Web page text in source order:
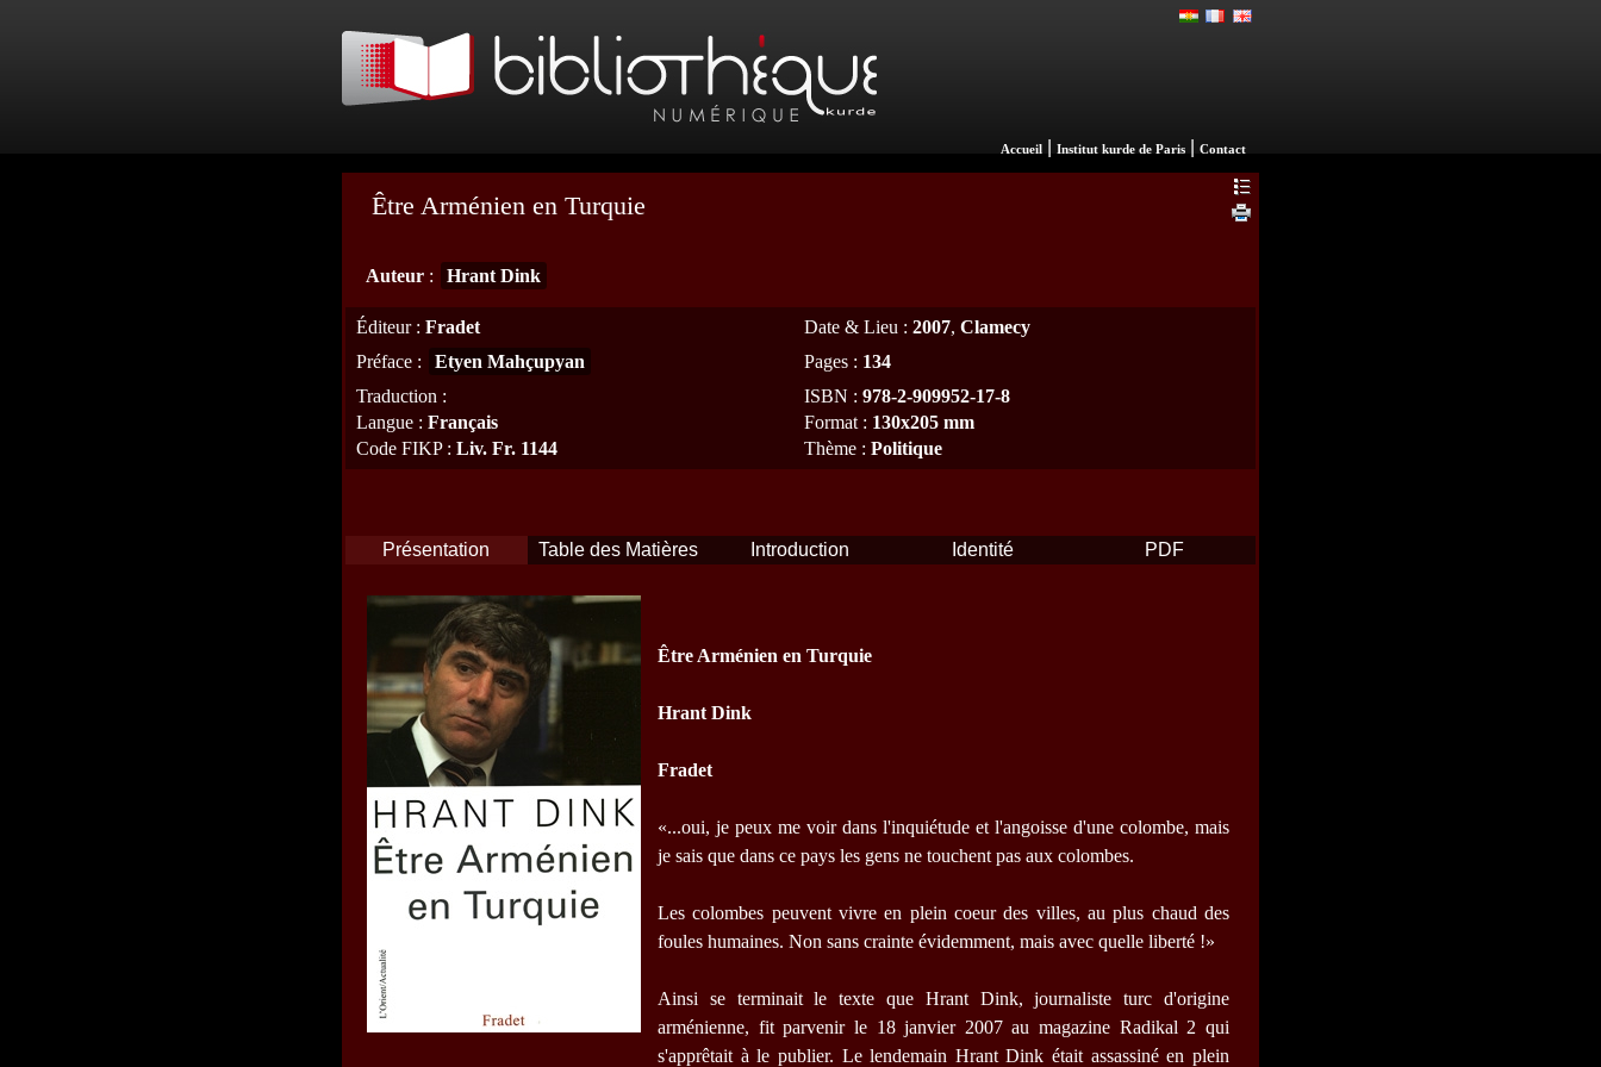
Accueil Institut kurde de Paris Contact
Être Arménien en Turquie
Auteur : Hrant Dink
Éditeur: Fradet Date & Lieu : 2007, Clamecy
Préface : Etyen Mahçupyan Pages : 134
Traduction : ISBN : 978-2-909952-17-8
Langue : Français Format : 130x205 mm
Code FIKP: Liv. Fr. 1144 Thème : Politique
Présentation Table des Matières Introduction Identité PDF
Être Arménien en Turquie
Hrant Dink
Fradet
«...oui, je peux me voir dans l'inquiétude et l'angoisse d'une colombe, mais
je sais que dans ce pays les gens ne touchent pas aux colombes.
Les colombes peuvent vivre en plein coeur des villes, au plus chaud des
foules humaines. Non sans crainte évidemment, mais avec quelle liberté !»
Ainsi se terminait le texte que Hrant Dink, journaliste turc d'origine
arménienne, fit parvenir le 18 janvier 2007 au magazine Radikal 2 qui
s'apprêtait à le publier. Le lendemain Hrant Dink était assassiné en plein